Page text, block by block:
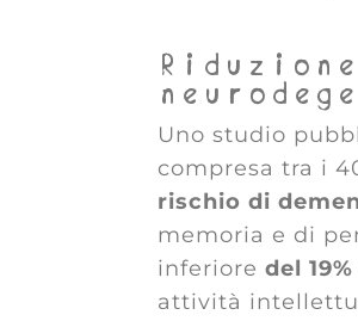
Uno studio
compresa tra i
rischio di
memoria e di
inferiore del 19%
attività